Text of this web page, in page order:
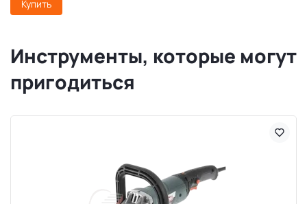
Купить
Инструменты, которые могут
пригодиться